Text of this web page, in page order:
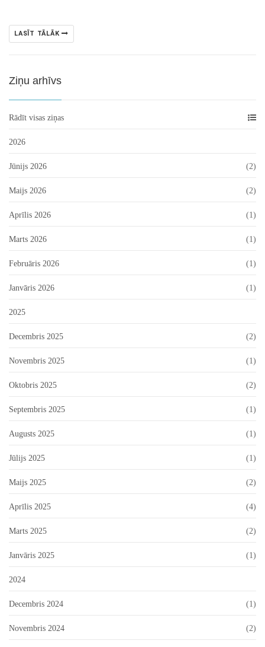
LASĪT TĀLĀK
Ziņu arhīvs
Rādīt visas ziņas
2026
Jūnijs 2026 (2)
Maijs 2026 (2)
Aprīlis 2026 (1)
Marts 2026 (1)
Februāris 2026 (1)
Janvāris 2026 (1)
2025
Decembris 2025 (2)
Novembris 2025 (1)
Oktobris 2025 (2)
Septembris 2025 (1)
Augusts 2025 (1)
Jūlijs 2025 (1)
Maijs 2025 (2)
Aprīlis 2025 (4)
Marts 2025 (2)
Janvāris 2025 (1)
2024
Decembris 2024 (1)
Novembris 2024 (2)